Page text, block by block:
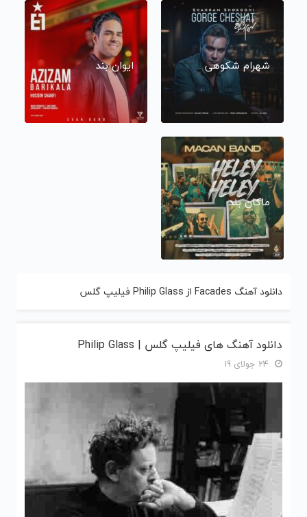
شهرام شکوهی ایوان بند
ماکان بند
دانلود آهنگ Facades از Philip Glass فیلیپ گلس
دانلود آهنگ های فیلیپ گلس | Philip Glass